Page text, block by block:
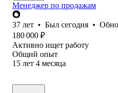
Менеджер по продажам
37 лет • Был сегодня •
180 000 ₽
Активно ищет работу
Общий опыт
15 лет 4 месяца